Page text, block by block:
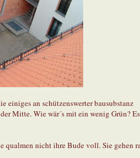
einiges an schützenswerter bausubstanz
Mitte. Wie wär´s mit ein wenig Grün?
qualmen nicht ihre Bude voll. Sie gehen